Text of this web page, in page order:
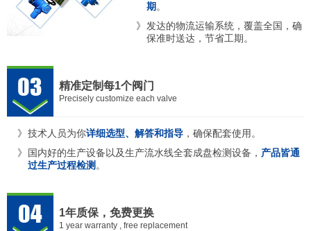
期 。
发达的物流运输系统，覆盖全国，确
保准时送达，节省工期。
精准定制每1个阀门
Precisely customize each valve
技术人员为你详细选型、解答和指导 ，确保配套使用。
国内好的生产设备以及生产流水线全套成盘检测设备， 产品皆通
过生产过程检测 。
1年质保，免费更换
1 year warranty , free replacement